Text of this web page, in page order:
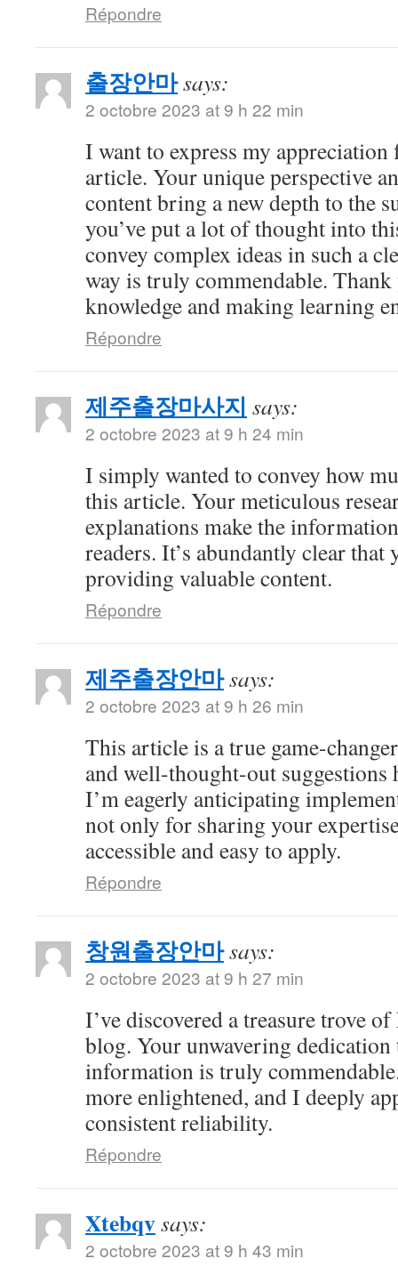
Répondre
출장안마says:
2 octobre 2023 at 9 h 22 min
I want to express my
article. Your unique perspective
content bring a new depth to the
you’ve put a lot of thought into
convey complex ideas in such a
way is truly commendable.
knowledge and making learning
Répondre
제주출장마사지 says:
2 octobre 2023 at 9 h 24 min
I simply wanted to convey how
this article. Your meticulous
explanations make the
readers. It’s abundantly clear that
providing valuable content.
Répondre
제주출장안마says:
2 octobre 2023 at 9 h 26 min
This article is a true game-
and well-thought-out
I’m eagerly anticipating
not only for sharing your
accessible and easy to apply.
Répondre
창원출장안마says:
2 octobre 2023 at 9 h 27 min
I’ve discovered a treasure trove
blog. Your unwavering
information is truly
more enlightened, and I deeply
consistent reliability.
Répondre
Xtebqvsays:
2 octobre 2023 at 9 h 43 min